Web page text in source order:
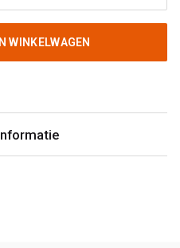
WINKELWAGEN